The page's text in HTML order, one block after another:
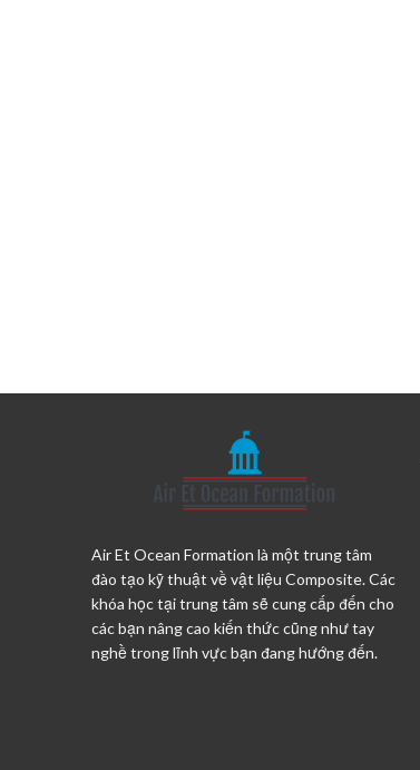
Air Et Ocean Formation là một trung tâm
đào tạo kỹ thuật về vật liệu Composite. Các
khóa học tại trung tâm sẽ cung cấp đến cho
các bạn nâng cao kiến thức cũng như tay
nghề trong lĩnh vực bạn đang hướng đến.